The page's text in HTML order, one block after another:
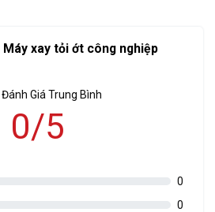
xay tỏi ớt công nghiệp
Giá Trung Bình
0/5
0
0